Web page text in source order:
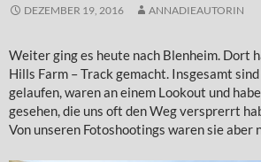
DEZEMBER 19, 2016 ANNADIEAUTORIN
Weiter ging es heute nach Blenheim. Dort
Hills Farm – Track gemacht. Insgesamt
gelaufen, waren an einem Lookout und
gesehen, die uns oft den Weg versprerrt
Von unseren Fotoshootings waren sie aber